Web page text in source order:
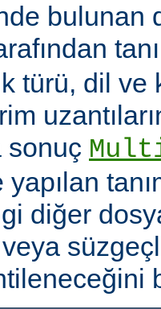
bulunan
türü, dil ve
sonuç
diğer